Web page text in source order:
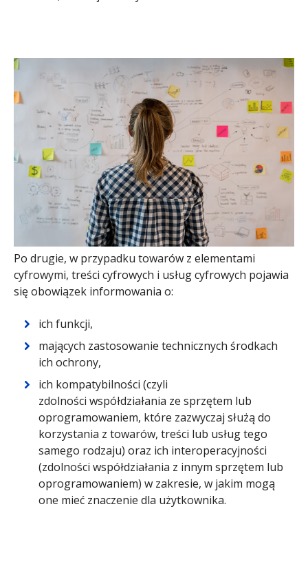
Po drugie, w przypadku towarów z elementami
cyfrowymi, treści cyfrowych i usług cyfrowych pojawia
się obowiązek informowania o:
ich funkcji,
mających zastosowanie technicznych środkach
ich ochrony,
ich kompatybilności (czyli
zdolności współdziałania ze sprzętem lub
oprogramowaniem, które zazwyczaj służą do
korzystania z towarów, treści lub usług tego
samego rodzaju) oraz ich interoperacyjności
(zdolności współdziałania z innym sprzętem lub
oprogramowaniem) w zakresie, w jakim mogą
one mieć znaczenie dla użytkownika.